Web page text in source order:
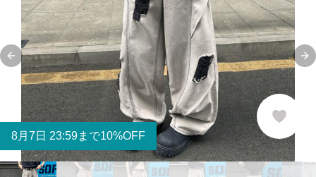
Previous slide
8月 7 日 23:59まで10%OFF